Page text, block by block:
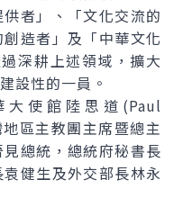
者」、「文化交流的
造者」及「中華文化
深耕上述領域，擴大
設性的一員。
使館陸思道(Paul
區主教團主席暨總主
總統，總統府秘書長
健生及外交部長林永